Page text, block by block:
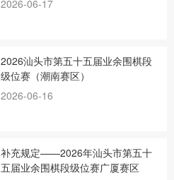
2026-06-17
2026汕头市第五十五届业余围棋段
级位赛（潮南赛区）
2026-06-16
补充规定——2026年汕头市第五十
五届业余围棋段级位赛广厦赛区